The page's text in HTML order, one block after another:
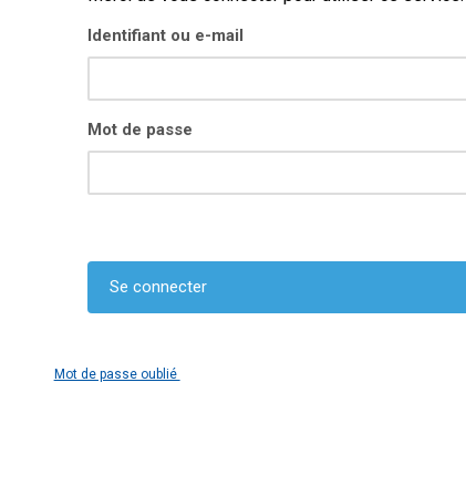
Identifiant ou e-mail
Mot de passe
Mot de passe oublié